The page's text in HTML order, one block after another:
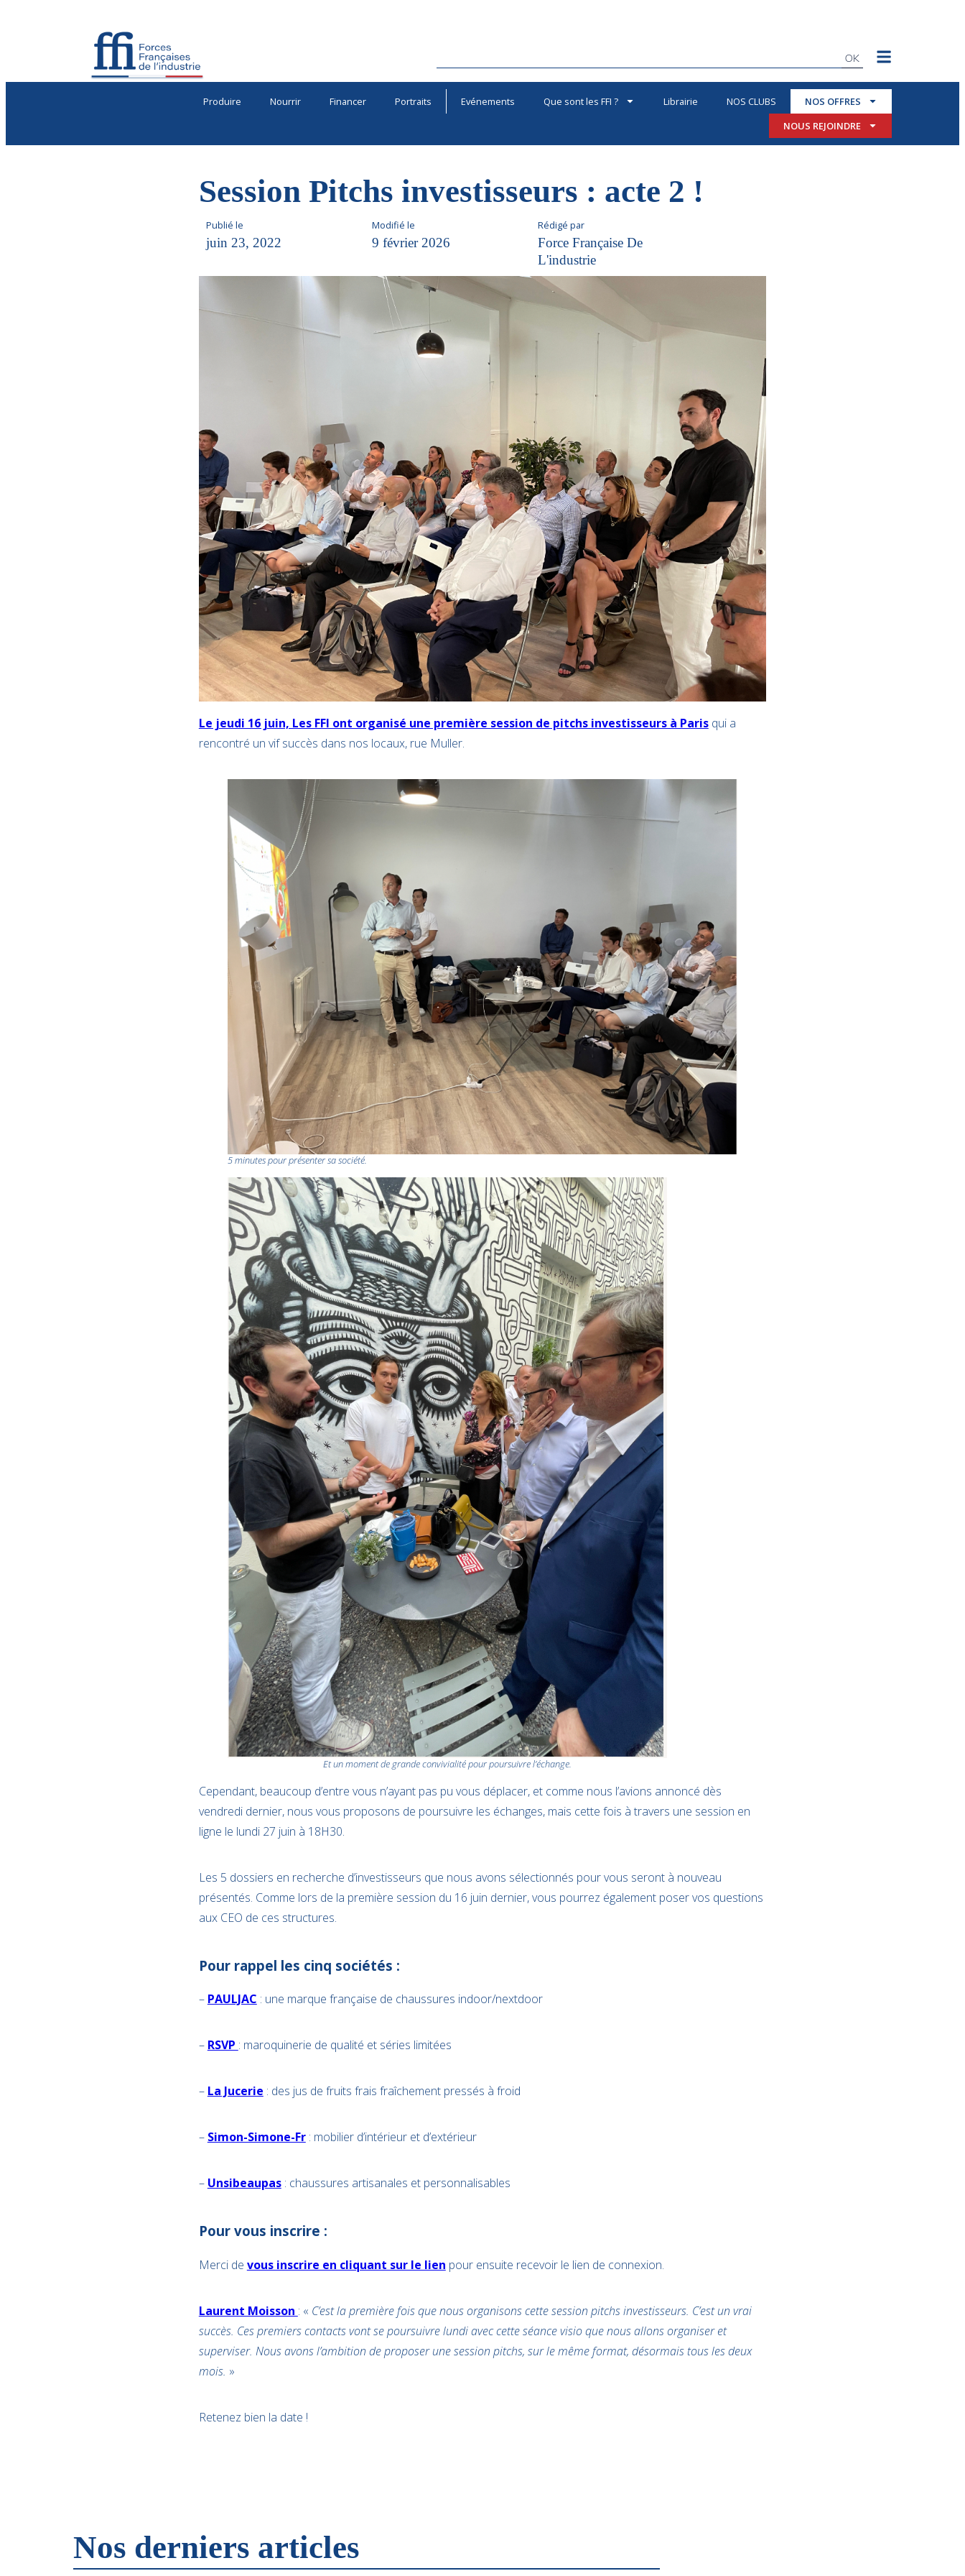
OK
Produire Nourrir Financer Portraits Evénements Que sont les FFI ? Librairie NOS CLUBS
NOS OFFRES
NOUS REJOINDRE
Session Pitchs investisseurs : acte 2 !
Publié le
juin 23, 2022
Modifié le
9 février 2026
Rédigé par
Force Française De
L'industrie
Le jeudi 16 juin, Les FFI ont organisé une première session de pitchs investisseurs à Parisqui a
rencontré un vif succès dans nos locaux, rue Muller.
5 minutes pour présenter sa société.
Et un moment de grande convivialité pour poursuivre l’échange.
Cependant, beaucoup d’entre vous n’ayant pas pu vous déplacer, et comme nous l’avions annoncé dès
vendredi dernier, nous vous proposons de poursuivre les échanges, mais cette fois à travers une session en
ligne le lundi 27 juin à 18H30.
Les 5 dossiers en recherche d’investisseurs que nous avons sélectionnés pour vous seront à nouveau
présentés. Comme lors de la première session du 16 juin dernier, vous pourrez également poser vos questions
aux CEO de ces structures.
Pour rappel les cinq sociétés :
– PAULJAC : une marque française de chaussures indoor/nextdoor
– RSVP : maroquinerie de qualité et séries limitées
– La Jucerie : des jus de fruits frais fraîchement pressés à froid
– Simon-Simone-Fr: mobilier d’intérieur et d’extérieur
– Unsibeaupas: chaussures artisanales et personnalisables
Pour vous inscrire :
Merci de vous inscrire en cliquant sur le lien pour ensuite recevoir le lien de connexion.
Laurent Moisson : « C’est la première fois que nous organisons cette session pitchs investisseurs. C’est un vrai
succès. Ces premiers contacts vont se poursuivre lundi avec cette séance visio que nous allons organiser et
superviser. Nous avons l’ambition de proposer une session pitchs, sur le même format, désormais tous les deux
mois. »
Retenez bien la date !
Nos derniers articles